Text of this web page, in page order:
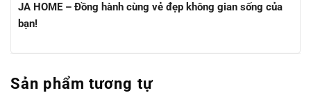
JA HOME – Đồng hành cùng vẻ đẹp không gian sống của
bạn!
Sản phẩm tương tự